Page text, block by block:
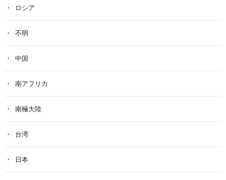
ロシア
不明
中国
南アフリカ
南極大陸
台湾
日本